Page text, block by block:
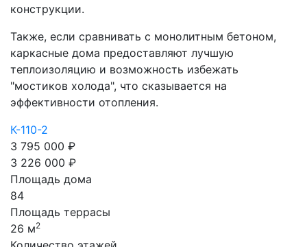
конструкции.
Также, если сравнивать с монолитным бетоном,
каркасные дома предоставляют лучшую
теплоизоляцию и возможность избежать
"мостиков холода", что сказывается на
эффективности отопления.
К-110-2
3 795 000 ₽
3 226 000 ₽
Площадь дома
84
Площадь террасы
26 м2